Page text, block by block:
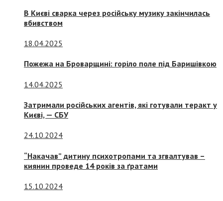
В Києві сварка через російську музику закінчилась
вбивством
18.04.2025
Пожежа на Броварщині: горіло поле під Баришівкою
14.04.2025
Затримали російських агентів, які готували теракт у
Києві, — СБУ
24.10.2024
“Накачав” дитину психотропами та згвалтував –
киянин проведе 14 років за ґратами
15.10.2024